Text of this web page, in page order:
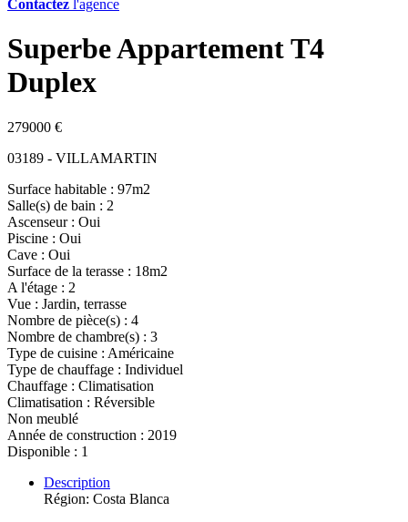
Contactez l'agence
Superbe Appartement T4
Duplex
279000 €
03189 - VILLAMARTIN
Surface habitable : 97m2
Salle(s) de bain : 2
Ascenseur : Oui
Piscine : Oui
Cave : Oui
Surface de la terasse : 18m2
A l'étage : 2
Vue : Jardin, terrasse
Nombre de pièce(s) : 4
Nombre de chambre(s) : 3
Type de cuisine : Américaine
Type de chauffage : Individuel
Chauffage : Climatisation
Climatisation : Réversible
Non meublé
Année de construction : 2019
Disponible : 1
Description
Région: Costa Blanca